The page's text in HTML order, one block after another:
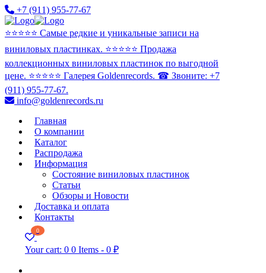
+7 (911) 955-77-67
⭐️⭐️⭐️⭐️⭐️ Самые редкие и уникальные записи на
виниловых пластинках. ⭐️⭐️⭐️⭐️⭐️ Продажа
коллекционных виниловых пластинок по выгодной
цене. ⭐️⭐️⭐️⭐️⭐️ Галерея Goldenrecords. ☎ Звоните: +7
(911) 955-77-67.
info@goldenrecords.ru
Главная
О компании
Каталог
Распродажа
Информация
Состояние виниловых пластинок
Статьи
Обзоры и Новости
Доставка и оплата
Контакты
0
Your cart: 0 0 Items - 0 ₽